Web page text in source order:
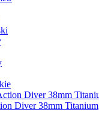
Diver 38mm Titanium